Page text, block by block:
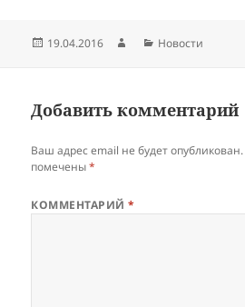
Опубликовано
19.04.2016 АвторРубрики
Новости
Добавить комментарий
Ваш адрес email не будет опубликован.
помечены*
КОММЕНТАРИЙ*